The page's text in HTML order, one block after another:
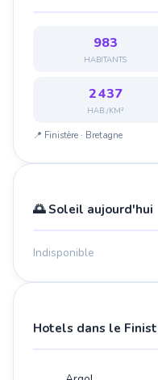
983
HABITANTS
2 437
HAB./KM²
📍 Finistère · Bretagne
🌅 Soleil aujourd'hui
Indisponible
Hotels dans le